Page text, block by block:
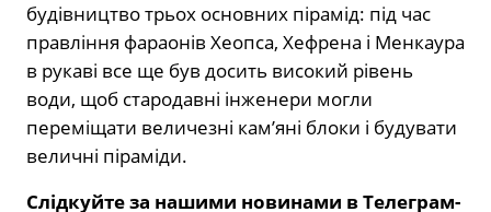
будівництво трьох основних пірамід: під час
правління фараонів Хеопса, Хефрена і Менкаура
в рукаві все ще був досить високий рівень
води, щоб стародавні інженери могли
переміщати величезні кам’яні блоки і будувати
величні піраміди.
Слідкуйте за нашими новинами в Телеграм-